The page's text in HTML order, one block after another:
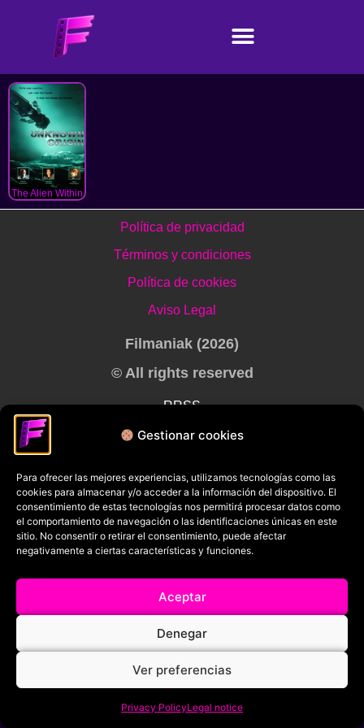
Gestionar cookies
Para ofrecer las mejores experiencias, utilizamos tecnologías como las
cookies para almacenar y/o acceder a la información del dispositivo. El
consentimiento de estas tecnologías nos permitirá procesar datos como
el comportamiento de navegación o las identificaciones únicas en este
sitio. No consentir o retirar el consentimiento, puede afectar
negativamente a ciertas características y funciones.
Aceptar
Denegar
Ver preferencias
Privacy PolicyLegal notice
The Alien Within
Política de privacidad
Términos y condiciones
Política de cookies
Aviso Legal
Filmaniak (2026)
© All rights reserved
RRSS